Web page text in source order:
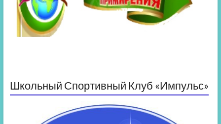
Школьный Спортивный Клуб «Импульс»